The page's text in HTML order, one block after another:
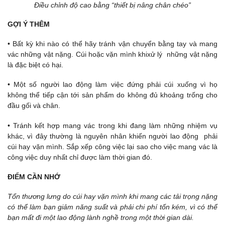
Điều chỉnh độ cao bằng “thiết bị nâng chân chéo”
GỢI Ý THÊM
• Bất kỳ khi nào có thể hãy tránh vận chuyển bằng tay và mang
vác những vật nặng. Cúi hoặc vặn mình khixử lý những vật nặng
là đặc biệt có hại.
• Một số người lao động làm việc đứng phải cúi xuống vì họ
không thể tiếp cận tới sản phẩm do không đủ khoảng trống cho
đầu gối và chân.
• Tránh kết hợp mang vác trong khi đang làm những nhiệm vụ
khác, vì đây thường là nguyên nhân khiến người lao động phải
cúi hay vặn mình. Sắp xếp công việc lại sao cho việc mang vác là
công việc duy nhất chỉ được làm thời gian đó.
ĐIỂM CẦN NHỚ
Tổn thương lưng do cúi hay vặn mình khi mang các tải trọng nặng
có thể làm bạn giảm năng suất và phải chi phí tốn kém, vì có thể
bạn mất đi một lao động lành nghề trong một thời gian dài.